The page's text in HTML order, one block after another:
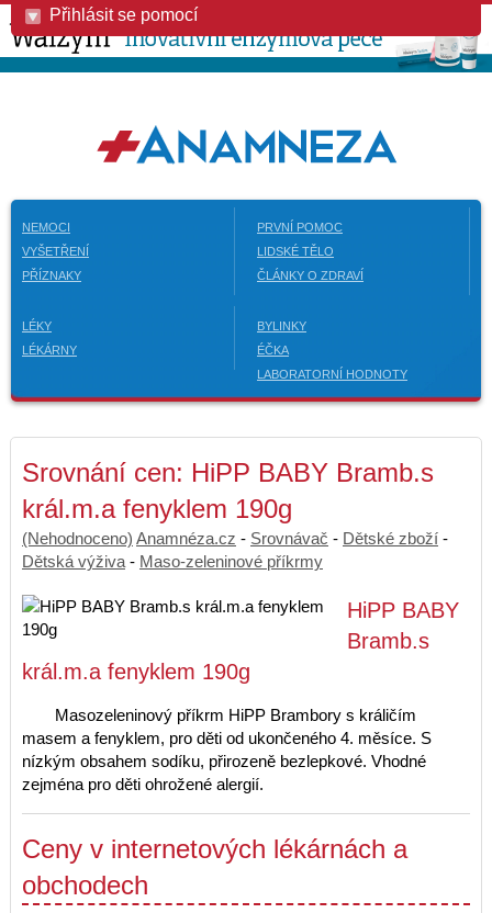
Přihlásit se pomocí
NEMOCI
VYŠETŘENÍ
PŘÍZNAKY
PRVNÍ POMOC
LIDSKÉ TĚLO
ČLÁNKY O ZDRAVÍ
LÉKY
LÉKÁRNY
BYLINKY
ÉČKA
LABORATORNÍ HODNOTY
Srovnání cen: HiPP BABY Bramb.s
král.m.a fenyklem 190g
(Nehodnoceno) Anamnéza.cz - Srovnávač - Dětské zboží -
Dětská výživa - Maso-zeleninové příkrmy
HiPP BABY
Bramb.s
král.m.a fenyklem 190g
Masozeleninový příkrm HiPP Brambory s králičím
masem a fenyklem, pro děti od ukončeného 4. měsíce. S
nízkým obsahem sodíku, přirozeně bezlepkové. Vhodné
zejména pro děti ohrožené alergií.
Ceny v internetových lékárnách a
obchodech